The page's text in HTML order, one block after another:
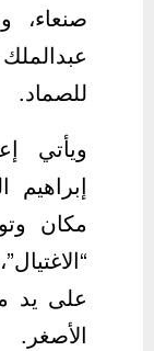
صنعاء،
للصماد.
ويأتي
مكان
على يد
الأصغر.